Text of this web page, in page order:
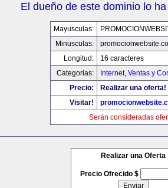
El dueño de este dominio lo
Mayusculas:
Minusculas:
Longitud:
16 caracteres
Categorias:
Internet, Ventas y
Precio:
Realizar una oferta!
Visitar!
Serán consideradas
Realizar una Oferta
Precio Ofrecido $